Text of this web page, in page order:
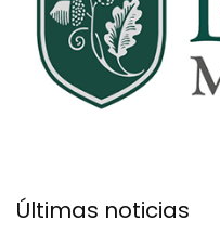
Últimas noticias